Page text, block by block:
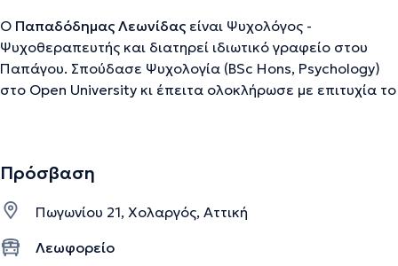
Ο Παπαδόδημας Λεωνίδας είναι Ψυχολόγος -
Ψυχοθεραπευτής και διατηρεί ιδιωτικό γραφείο στου
Παπάγου. Σπούδασε Ψυχολογία (BSc Hons, Psychology)
στο Open University κι έπειτα ολοκλήρωσε με επιτυχία το
ολοκλήρωσε το τετραετές πρόγραμμα ειδίκευσης στη
Διερεύνησης Ανθρώπινων Σχέσεων. Συνεχίζει να
παρακολουθεί σεμινάρια πάνω σε διάφορους τομείς που
αφορούν στην ψυχική υγεία, με πιο πρόσφατο το
Πρόσβαση
Πωγωνίου 21, Χολαργός, Αττική
Λεωφορείο